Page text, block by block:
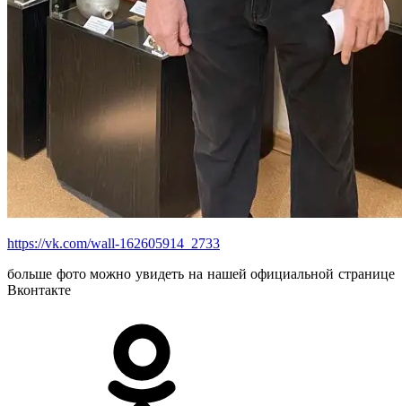
https://vk.com/wall-162605914_2733
больше фото можно увидеть на нашей официальной странице
Вконтакте